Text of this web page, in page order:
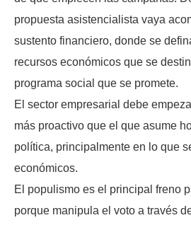
propuesta asistencialista vaya
sustento financiero, donde se
recursos económicos que se
programa social que se promete.
El sector empresarial debe
más proactivo que el que asume
política, principalmente en lo que
económicos.
El populismo es el principal freno
porque manipula el voto a través